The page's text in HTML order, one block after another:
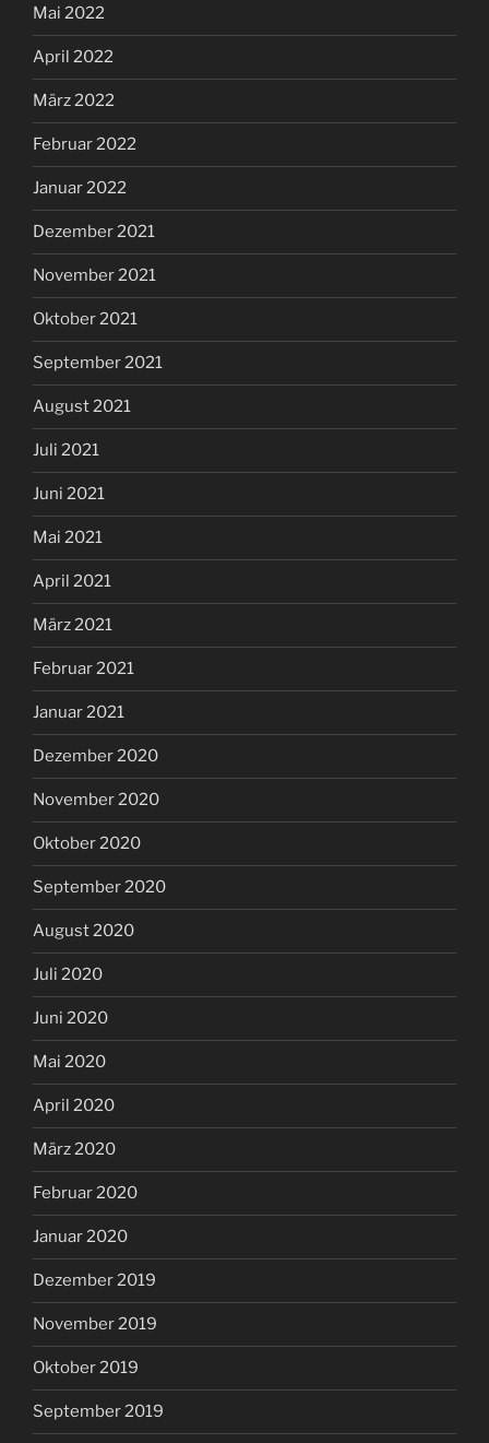
Mai 2022
April 2022
März 2022
Februar 2022
Januar 2022
Dezember 2021
November 2021
Oktober 2021
September 2021
August 2021
Juli 2021
Juni 2021
Mai 2021
April 2021
März 2021
Februar 2021
Januar 2021
Dezember 2020
November 2020
Oktober 2020
September 2020
August 2020
Juli 2020
Juni 2020
Mai 2020
April 2020
März 2020
Februar 2020
Januar 2020
Dezember 2019
November 2019
Oktober 2019
September 2019